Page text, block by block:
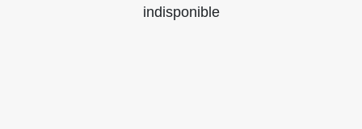
indisponible